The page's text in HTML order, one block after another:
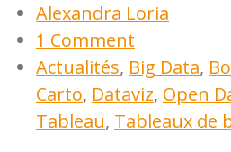
Alexandra Loria
1 Comment
Actualités, Big Data,
Carto, Dataviz, Open
Tableau, Tableaux de